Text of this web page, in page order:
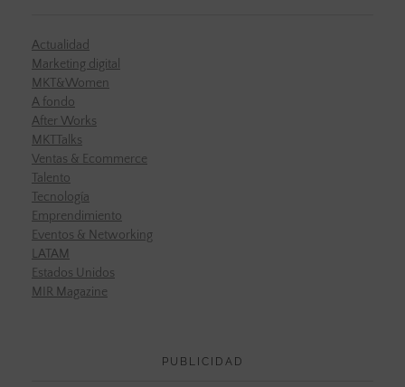
Actualidad
Marketing digital
MKT&Women
A fondo
After Works
MKTTalks
Ventas & Ecommerce
Talento
Tecnología
Emprendimiento
Eventos & Networking
LATAM
Estados Unidos
MIR Magazine
PUBLICIDAD